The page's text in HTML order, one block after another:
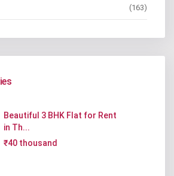
(163)
Beautiful 3 BHK Flat for Rent
in Th...
₹40 thousand